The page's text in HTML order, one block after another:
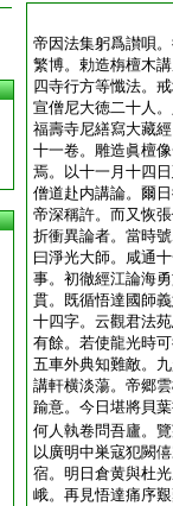
帝因法集躬爲讃唄
繁博。勅造栴檀木
四寺行方等懺法。
宣僧尼大徳二十人
福壽寺尼繕寫大藏
十一卷。雕造眞檀
焉。以十一月十四
僧道赴内講論。爾
帝深稱許。而又恢
折衝異論者。當時
曰淨光大師。咸通
事。初徹經江論海
貫。既循悟達國師
十四字。云觀君法
有餘。若使龍光時
五車外典知難敵。
講軒横淡蕩。帝郷
踰意。今日堪將貝
何人執卷問吾廬。
以廣明中巣寇犯闕
宿。明日倉黄與杜
峨。再見悟達痛序